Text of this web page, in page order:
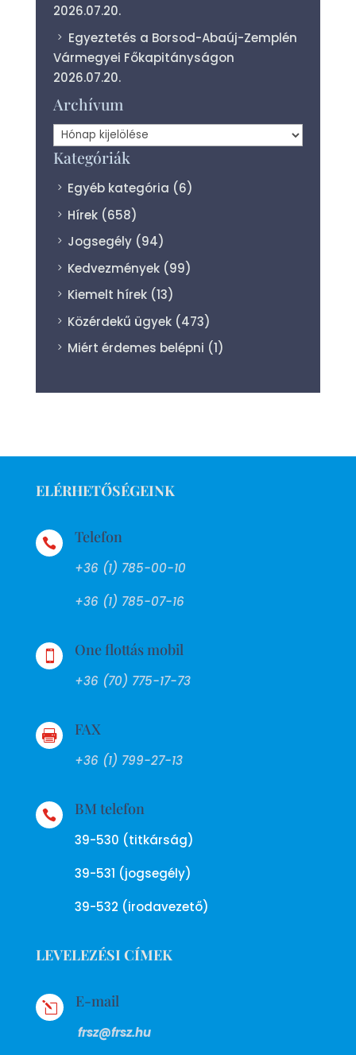
2026.07.20.
Egyeztetés a Borsod-Abaúj-Zemplén
Vármegyei Főkapitányságon
2026.07.20.
Archívum
Archívum
Kategóriák
Egyéb kategória (6)
Hírek (658)
Jogsegély (94)
Kedvezmények (99)
Kiemelt hírek (13)
Közérdekű ügyek (473)
Miért érdemes belépni (1)
ELÉRHETŐSÉGEINK
 Telefon
+36 (1) 785-00-10
+36 (1) 785-07-16
 One flottás mobil
+36 (70) 775-17-73
 FAX
+36 (1) 799-27-13
 BM telefon
39-530 (titkárság)
39-531 (jogsegély)
39-532 (irodavezető)
LEVELEZÉSI CÍMEK
l E-mail
frsz@frsz.hu